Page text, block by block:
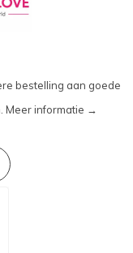
bestelling aan goede
Meer informatie →